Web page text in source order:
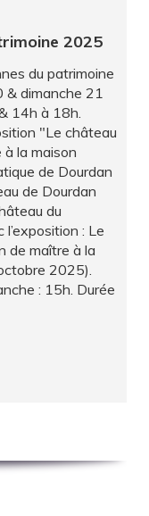
2025
du patrimoine
& dimanche 21
14h à 18h.
"Le château
la maison
de Dourdan
de Dourdan
du
: Le
de maître à la
2025).
: 15h. Durée